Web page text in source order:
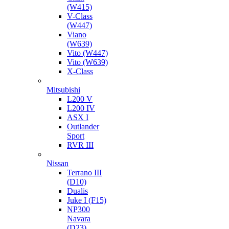
(W415)
V-Class
(W447)
Viano
(W639)
Vito (W447)
Vito (W639)
X-Class
Mitsubishi
L200 V
L200 IV
ASX I
Outlander
Sport
RVR III
Nissan
Terrano III
(D10)
Dualis
Juke I (F15)
NP300
Navara